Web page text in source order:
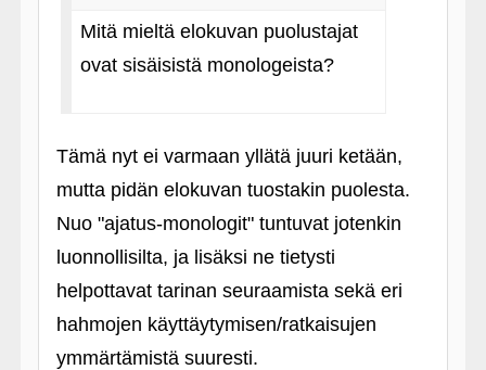
Mitä mieltä elokuvan puolustajat
ovat sisäisistä monologeista?
Tämä nyt ei varmaan yllätä juuri ketään,
mutta pidän elokuvan tuostakin puolesta.
Nuo "ajatus-monologit" tuntuvat jotenkin
luonnollisilta, ja lisäksi ne tietysti
helpottavat tarinan seuraamista sekä eri
hahmojen käyttäytymisen/ratkaisujen
ymmärtämistä suuresti.